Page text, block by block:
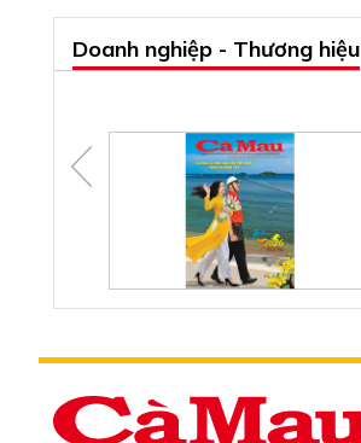
Doanh nghiệp - Thương hiệu